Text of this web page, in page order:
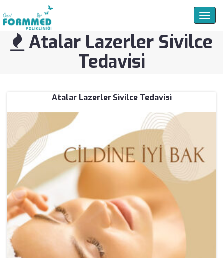
Atalar Lazerler Sivilce
Tedavisi
Atalar Lazerler Sivilce Tedavisi